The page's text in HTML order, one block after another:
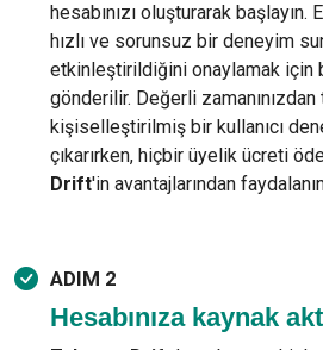
hesabınızı oluşturarak
hızlı ve sorunsuz bir deneyim
etkinleştirildiğini onaylamak için
gönderilir. Değerli
kişiselleştirilmiş bir kullanıcı
çıkarırken, hiçbir üyelik ücreti
Drift'in avantajlarından
ADIM 2
Hesabınıza kaynak